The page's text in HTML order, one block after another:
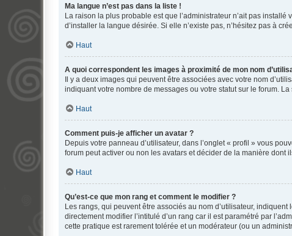
Ma langue n’est pas dans la liste !
La raison la plus probable est que l’administrateur n’ait pas
d’installer la langue désirée. Si elle n’existe pas, n’hésitez pas à
Haut
A quoi correspondent les images à proximité de mon nom
Il y a deux images qui peuvent être associées avec votre nom
indiquant votre nombre de messages ou votre statut sur le forum.
Haut
Comment puis-je afficher un avatar ?
Depuis votre panneau d’utilisateur, dans l’onglet « profil » vous
forum peut activer ou non les avatars et décider de la manière dont
Haut
Qu’est-ce que mon rang et comment le modifier ?
Les rangs, qui peuvent être associés au nom d’utilisateur,
directement modifier l’intitulé d’un rang car il est paramétré par
cette pratique est rarement tolérée et un modérateur (ou un